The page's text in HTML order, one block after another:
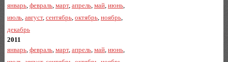
январь, февраль, март, апрель, май, июнь,
июль, август, сентябрь, октябрь, ноябрь,
декабрь
2011
январь, февраль, март, апрель, май, июнь,